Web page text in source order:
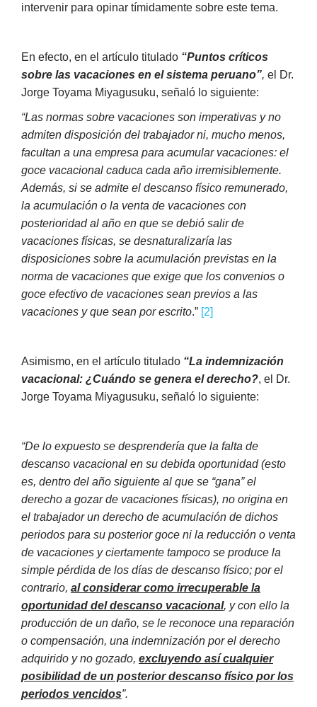
intervenir para opinar tímidamente sobre este tema.
En efecto, en el artículo titulado “Puntos críticos
sobre las vacaciones en el sistema peruano”, el Dr.
Jorge Toyama Miyagusuku, señaló lo siguiente:
“Las normas sobre vacaciones son imperativas y no
admiten disposición del trabajador ni, mucho menos,
facultan a una empresa para acumular vacaciones: el
goce vacacional caduca cada año irremisiblemente.
Además, si se admite el descanso físico remunerado,
la acumulación o la venta de vacaciones con
posterioridad al año en que se debió salir de
vacaciones físicas, se desnaturalizaría las
disposiciones sobre la acumulación previstas en la
norma de vacaciones que exige que los convenios o
goce efectivo de vacaciones sean previos a las
vacaciones y que sean por escrito.” [2]
Asimismo, en el artículo titulado “La indemnización
vacacional: ¿Cuándo se genera el derecho?, el Dr.
Jorge Toyama Miyagusuku, señaló lo siguiente:
“De lo expuesto se desprendería que la falta de
descanso vacacional en su debida oportunidad (esto
es, dentro del año siguiente al que se “gana” el
derecho a gozar de vacaciones físicas), no origina en
el trabajador un derecho de acumulación de dichos
periodos para su posterior goce ni la reducción o venta
de vacaciones y ciertamente tampoco se produce la
simple pérdida de los días de descanso físico; por el
contrario, al considerar como irrecuperable la
oportunidad del descanso vacacional, y con ello la
producción de un daño, se le reconoce una reparación
o compensación, una indemnización por el derecho
adquirido y no gozado, excluyendo así cualquier
posibilidad de un posterior descanso físico por los
periodos vencidos”.